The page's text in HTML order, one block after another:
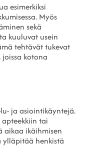
esimerkiksi
Myös
sekä
kuuluvat usein
tehtävät tukevat
kotona
ja asiointikäyntejä.
tai
aikaa ikäihmisen
ylläpitää henkistä